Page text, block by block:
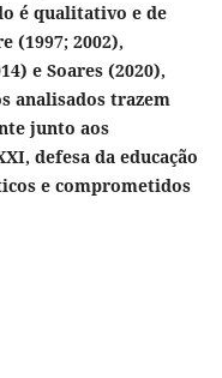
é qualitativo e de
(1997; 2002),
e Soares (2020),
analisados trazem
junto aos
defesa da educação
e comprometidos